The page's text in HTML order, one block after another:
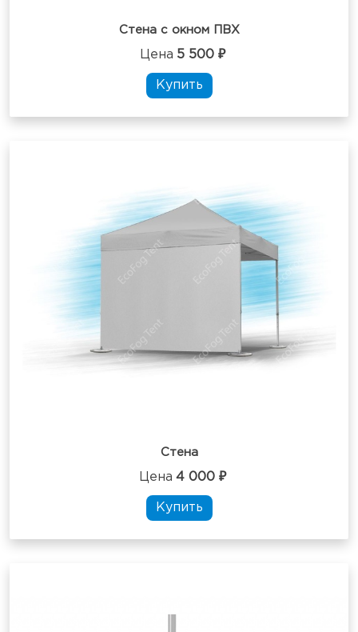
Стена с окном ПВХ
Цена 5 500 ₽
Купить
Стена
Цена 4 000 ₽
Купить